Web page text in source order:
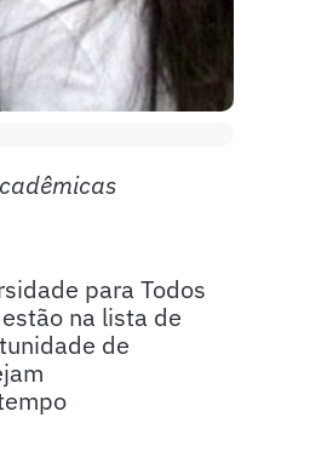
para Todos
na lista de
de